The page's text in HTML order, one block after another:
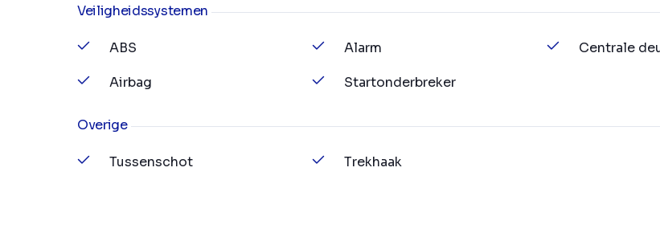
Veiligheidssystemen
ABS
Airbag
Alarm
Startonderbreker
Centrale
Overige
Tussenschot Trekhaak